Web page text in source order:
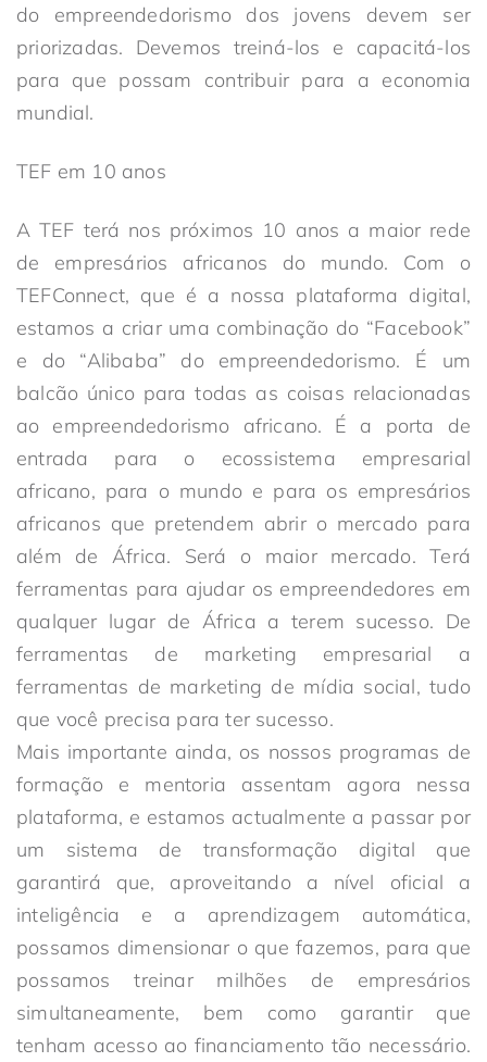
do empreendedorismo dos jovens devem ser
priorizadas. Devemos treiná-los e capacitá-los
para que possam contribuir para a economia
mundial.
TEF em 10 anos
A TEF terá nos próximos 10 anos a maior rede
de empresários africanos do mundo. Com o
TEFConnect, que é a nossa plataforma digital,
estamos a criar uma combinação do “Facebook”
e do “Alibaba” do empreendedorismo. É um
balcão único para todas as coisas relacionadas
ao empreendedorismo africano. É a porta de
entrada para o ecossistema empresarial
africano, para o mundo e para os empresários
africanos que pretendem abrir o mercado para
além de África. Será o maior mercado. Terá
ferramentas para ajudar os empreendedores em
qualquer lugar de África a terem sucesso. De
ferramentas de marketing empresarial a
ferramentas de marketing de mídia social, tudo
que você precisa para ter sucesso.
Mais importante ainda, os nossos programas de
formação e mentoria assentam agora nessa
plataforma, e estamos actualmente a passar por
um sistema de transformação digital que
garantirá que, aproveitando a nível oficial a
inteligência e a aprendizagem automática,
possamos dimensionar o que fazemos, para que
possamos treinar milhões de empresários
simultaneamente, bem como garantir que
tenham acesso ao financiamento tão necessário.